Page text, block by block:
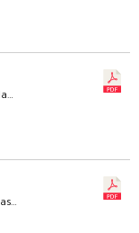
Commission Gestion des Compétitions Seniors Masculins
Commission Gestion des Compétitions Jeunes Masculins